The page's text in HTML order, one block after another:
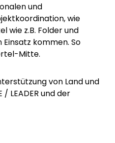
und
wie
wie z.B. Folder und
kommen. So
Mitte.
von Land und
LEADER und der